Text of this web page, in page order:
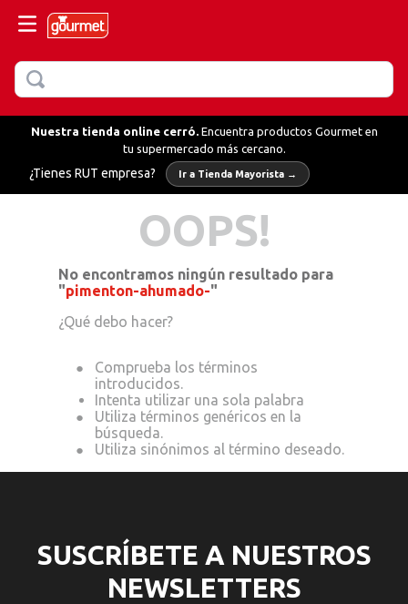
BUSCAR
Nuestra tienda online cerró.Encuentra productos Gourmet en
tu supermercado más cercano.
¿Tienes RUT empresa? Ir a Tienda Mayorista →
OOPS!
No encontramos ningún resultado para
"pimenton-ahumado-"
¿Qué debo hacer?
Intenta utilizar una sola palabra
SUSCRÍBETE A NUESTROS
NEWSLETTERS
BUSCADOS